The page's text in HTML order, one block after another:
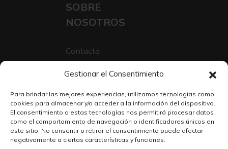
Gestionar el Consentimiento
Para brindar las mejores experiencias, utilizamos tecnologías como
cookies para almacenar y/o acceder a la información del dispositivo.
El consentimiento a estas tecnologías nos permitirá procesar datos
como el comportamiento de navegación o identificadores únicos en
este sitio. No consentir o retirar el consentimiento puede afectar
negativamente a ciertas características y funciones.
SOBRE
NOSOTROS
Contacto